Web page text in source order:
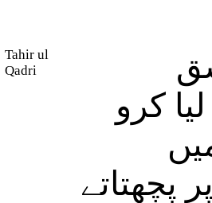
Tahir ul
Qadri
کرو
پچھتاتے